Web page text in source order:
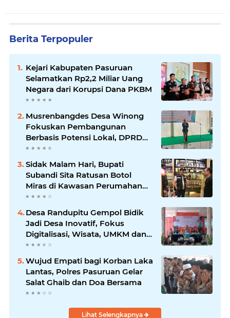
Berita Terpopuler
Kejari Kabupaten Pasuruan
Selamatkan Rp2,2 Miliar Uang
Negara dari Korupsi Dana PKBM
Musrenbangdes Desa Winong
Fokuskan Pembangunan
Berbasis Potensi Lokal, DPRD
Optimistis Meski Dihantam
Efisiensi Anggaran
Sidak Malam Hari, Bupati
Subandi Sita Ratusan Botol
Miras di Kawasan Perumahan
Sidoarjo
Desa Randupitu Gempol Bidik
Jadi Desa Inovatif, Fokus
Digitalisasi, Wisata, UMKM dan
Ketahanan Pangan
Wujud Empati bagi Korban Laka
Lantas, Polres Pasuruan Gelar
Salat Ghaib dan Doa Bersama
Lihat Selengkapnya